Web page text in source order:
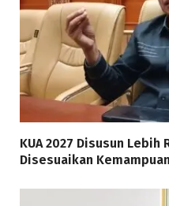
KUA 2027 Disusun
Disesuaikan